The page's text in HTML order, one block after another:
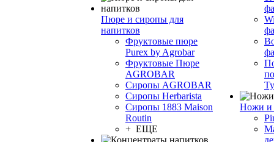
Пюре и сиропы для
напитков
Фруктовые пюре
Purex by Agrobar
Фруктовые Пюре
AGROBAR
Сиропы AGROBAR
Сиропы Herbarista
Сиропы 1883 Maison
Routin
+ ЕЩЕ
Ножи и